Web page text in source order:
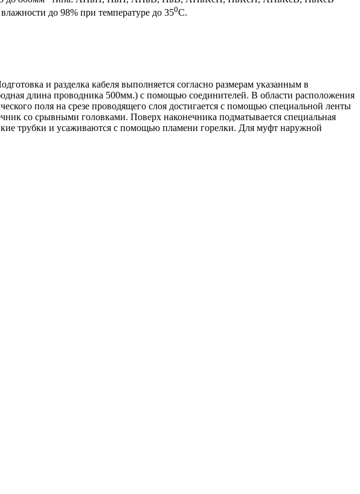
до 98% при температуре до 350С.
и разделка кабеля выполняется согласно размерам указанным в
длина проводника 500мм.) с помощью соединителей. В области расположения
поля на срезе проводящего слоя достигается с помощью специальной ленты
со срывными головками. Поверх наконечника подматывается специальная
трубки и усаживаются с помощью пламени горелки. Для муфт наружной